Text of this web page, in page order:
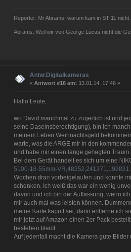
Reporter: Mr Abrams, warum kam in ST 11
Abrams: Weil wir von George Lucas nicht die
Antw:Digitalkameras
« Antwort #16 am: 13.01.14, 17:46 »
Hallo Leute,
wo David manchmal zu zögerlich ist und
seine Daseinsberechtigung), bin ich
meinem Leben Weihnachtsgeld
warte, was die ARGE mir in den
und habe mir einen lange gehegten
Bei dem Gerät handelt es sich um eine
5100-18-55mm-
Wochen dran vorbeigelaufen und konnte
schenken. Ich weiß das war ein wenig
davon und ich bin der Auffassung, wenn
mir auch mal was leisten können.
meine Karte kaputt sei, dann entferne ich
mir jetzt auf Amazon einen 2er Pack
bestehen bleibt.
Auf jedenfall macht die Kamera gute